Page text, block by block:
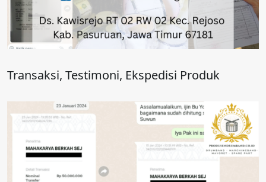
Transaksi, Testimoni, Ekspedisi Produk